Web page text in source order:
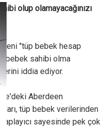
olup olamayacağınızı
"tüp bebek hesap
bebek sahibi olma
iddia ediyor.
Aberdeen
tüp bebek verilerinden
sayesinde pek çok